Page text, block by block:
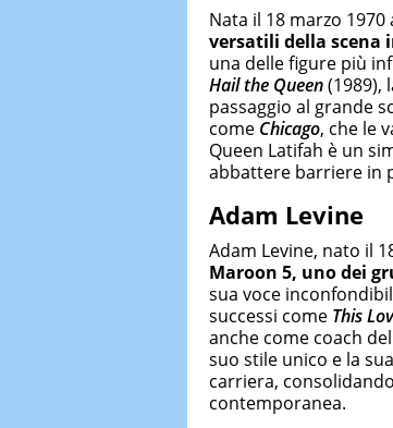
Nata il 18 marzo 1970
versatili della scena
una delle figure più
Hail the Queen(1989),
passaggio al grande
come Chicago, che le
Queen Latifah è un
abbattere barriere in
Adam Levine
Adam Levine, nato il
Maroon 5, uno dei
sua voce
successi come This
anche come coach
suo stile unico e la
carriera,
contemporanea.